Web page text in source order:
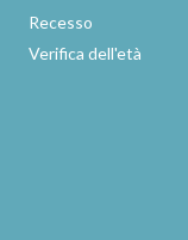
Recesso
Verifica dell'età